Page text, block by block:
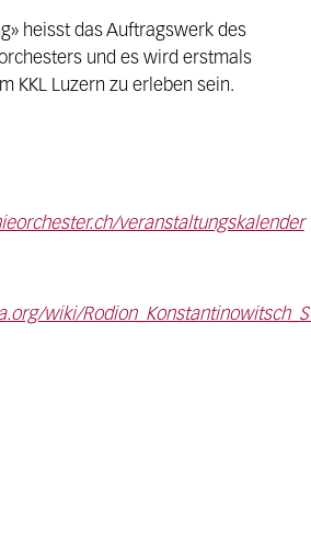
heisst das Auftragswerk des
und es wird erstmals
KKL Luzern zu erleben sein.
veranstaltungskalender
wiki/